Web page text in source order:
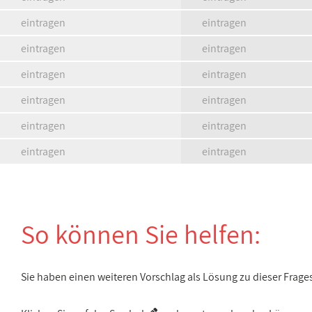
eintragen
eintragen
eintragen
eintragen
eintragen
eintragen
eintragen
eintragen
eintragen
eintragen
eintragen
eintragen
So können Sie helfen:
Sie haben einen weiteren Vorschlag als Lösung zu dieser